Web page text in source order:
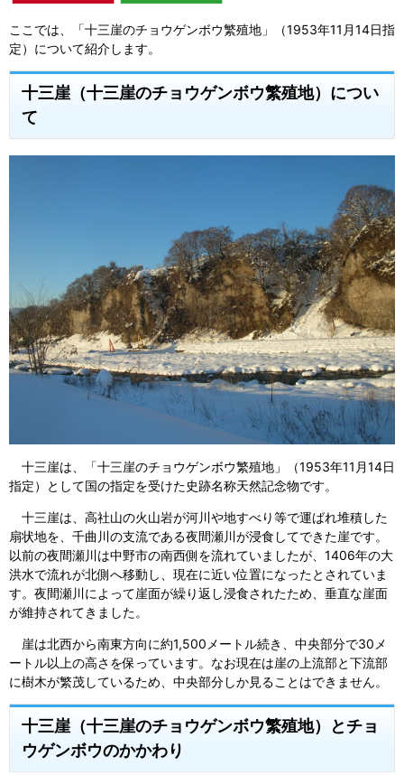
ここでは、「十三崖のチョウゲンボウ繁殖地」（1953年11月14日指
定）について紹介します。
十三崖（十三崖のチョウゲンボウ繁殖地）につい
て
十三崖は、「十三崖のチョウゲンボウ繁殖地」（1953年11月14日
指定）として国の指定を受けた史跡名称天然記念物です。
十三崖は、高社山の火山岩が河川や地すべり等で運ばれ堆積した
扇状地を、千曲川の支流である夜間瀬川が浸食してできた崖です。
以前の夜間瀬川は中野市の南西側を流れていましたが、1406年の大
洪水で流れが北側へ移動し、現在に近い位置になったとされていま
す。夜間瀬川によって崖面が繰り返し浸食されたため、垂直な崖面
が維持されてきました。
崖は北西から南東方向に約1,500メートル続き、中央部分で30メ
ートル以上の高さを保っています。なお現在は崖の上流部と下流部
に樹木が繁茂しているため、中央部分しか見ることはできません。
十三崖（十三崖のチョウゲンボウ繁殖地）とチョ
ウゲンボウのかかわり